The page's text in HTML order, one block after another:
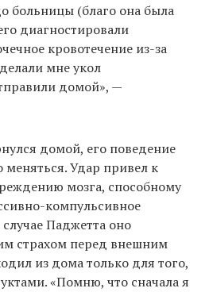
больницы (благо она была
диагностировали
кровотечение из-за
мне укол
домой», —
домой, его поведение
меняться. Удар привел к
мозга, способному
компульсивное
Паджетта оно
страхом перед внешним
из дома только для того,
«Помню, что сначала я